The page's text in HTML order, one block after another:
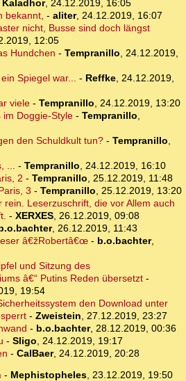
Kaladhor, 24.12.2019, 16:05
bekannt, - aliter, 24.12.2019, 16:07
nicht, Busse sind doch längst
12:05
Hundchen - Tempranillo
24.12.2019,
Spiegel war...
- Reffke, 24.12.2019,
viele- Tempranillo
24.12.2019, 13:20
im Doggie-Style- Tempranillo
den Schuldkult tun?- Tempranillo
...
- Tempranillo
24.12.2019, 16:10
2 - Tempranillo
25.12.2019, 11:48
3 - Tempranillo
25.12.2019, 13:20
rein. Leserzuschrift, die vor Allem auch
- XERXES 26.12.2019, 09:08
, 26.12.2019, 11:43
â€žRobertâ€œ- b.o.bachter,
und Sitzung des
â€“ Putins Reden übersetzt -
19:54
den Download unter
- Zweistein
27.12.2019, 23:27
- b.o.bachter, 28.12.2019, 00:36
- Sligo
24.12.2019, 19:17
- CalBaer, 24.12.2019, 20:28
- Mephistopheles, 23.12.2019, 19:50